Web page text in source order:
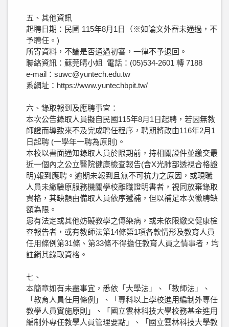
五、其他資訊
起聘日期：民國 115年8月1日（※如論文外審未通過，不
予聘任。)
所寄資料，不論是否通過初審，一律不予退回。
聯絡資訊：蘇莞晴小姐 電話：(05)534-2601 轉 7188
e-mail：suwc@yuntech.edu.tw
系網址：https://www.yuntechbpit.tw/
六、錄取報到及應聘事宜：
本次公告錄取人員擬自民國115年8月1日起聘，若因無教
師證而導致來不及完成聘任程序，聘期將改由116年2月1
日起聘 (一學年一聘為原則)。
本校以書面通知錄取人員於限期前，持相關證件並繳交最
近一個內之公立醫院健康檢查報告(含X光肺部透視合格證
明)報到應聘。逾期未報到且無不可抗力之原因，或現職
人員未繳驗原服務機關學校離職證明書者，視同放棄錄取
資格，其缺額由備取人員依序遞補，但以補足本次徵聘缺
額為限。
患有法定或其他妨礙教學之傳染病，或未依限繳交健康檢
查報告者，或有教師法第14條第1項各款情形及教育人員
任用條例第31條、第33條不得擔任教育人員之情事者，均
註銷其錄取資格。
七、
本簡章如有未盡事宜，悉依「大學法」、「教師法」、
「教育人員任用條例」、「專科以上學校進用編制外專任
教學人員實施原則」、「國立雲林科技大學校務基金進用
編制外專任教學人員管理要點」、「國立雲林科技大學教